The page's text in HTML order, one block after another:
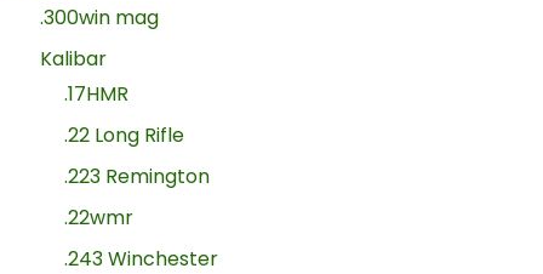
.300win mag
Kalibar
.17HMR
.22 Long Rifle
.223 Remington
.22wmr
.243 Winchester